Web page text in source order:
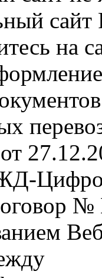
сайт
на
№